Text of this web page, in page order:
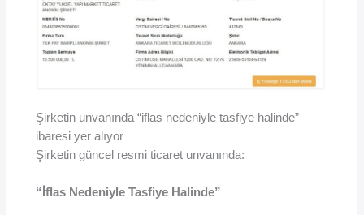
Şirketin unvanında “iflas nedeniyle tasfiye halinde”
ibaresi yer alıyor
Şirketin güncel resmi ticaret unvanında:
“İflas Nedeniyle Tasfiye Halinde”